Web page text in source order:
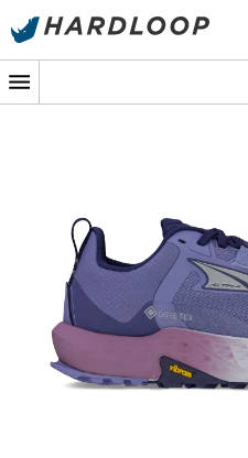
Promos d'été 🔥 -5 %